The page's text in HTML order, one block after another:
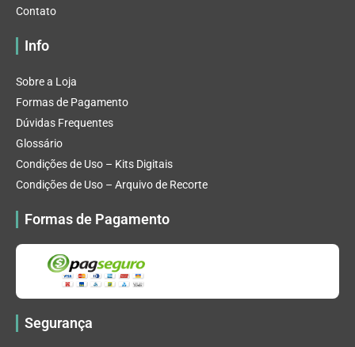
Contato
Info
Sobre a Loja
Formas de Pagamento
Dúvidas Frequentes
Glossário
Condições de Uso – Kits Digitais
Condições de Uso – Arquivo de Recorte
Formas de Pagamento
Segurança